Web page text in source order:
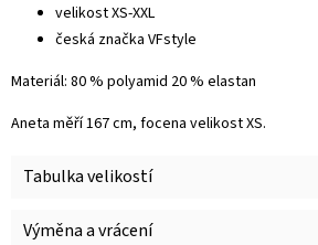
Tabulka velikostí
Výměna a vrácení
velikost XS-XXL
česká značka VFstyle
Materiál: 80 % polyamid 20 % elastan
Aneta měří 167 cm, focena velikost XS.